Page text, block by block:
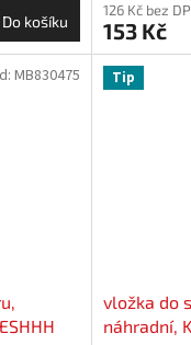
Do košíku
126 Kč bez
153 Kč
MB830475 Tip
vložka do
náhradní,